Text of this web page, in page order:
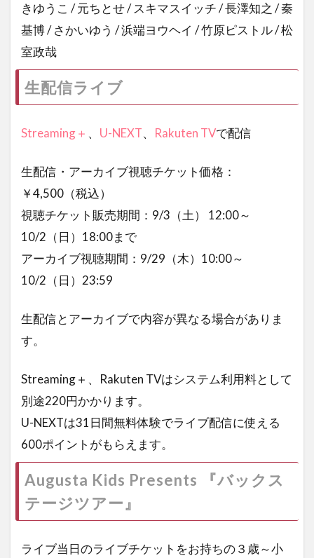
きゆうこ / 元ちとせ / スキマスイッチ / 長澤知之 / 秦
基博 / さかいゆう / 浜端ヨウヘイ / 竹原ピストル / 松
室政哉
生配信ライブ
Streaming＋ 、 U-NEXT、 Rakuten TVで配信
生配信・アーカイブ視聴チケット価格：
￥4,500（税込）
視聴チケット販売期間：9/3（土） 12:00～
10/2（日）18:00まで
アーカイブ視聴期間：9/29（木）10:00～
10/2（日）23:59
生配信とアーカイブで内容が異なる場合がありま
す。
Streaming＋、Rakuten TVはシステム利用料として
別途220円かかります。
U-NEXTは31日間無料体験でライブ配信に使える
600ポイントがもらえます。
Augusta Kids Presents 『バックス
テージツアー』
ライブ当日のライブチケットをお持ちの３歳～小